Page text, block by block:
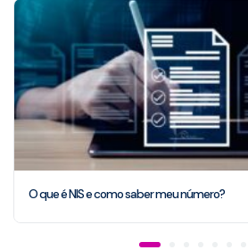
O que é NIS e como saber meu número?